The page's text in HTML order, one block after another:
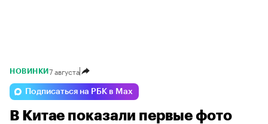
НОВИНКИ 7 августа
Подписаться на РБК в Max
В Китае показали первые фото